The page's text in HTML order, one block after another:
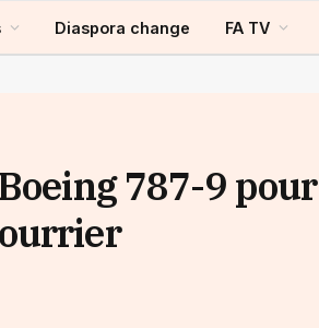
Diaspora change FA TV
787-9 pour